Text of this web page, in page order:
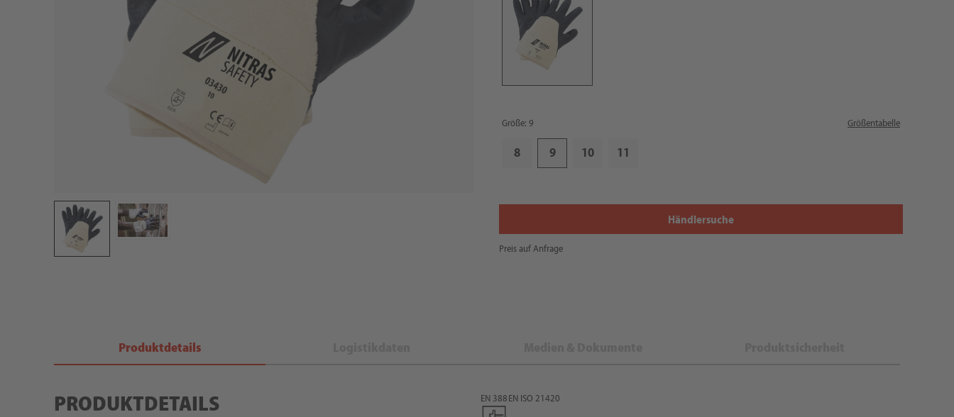
Größe: 9 Größentabelle
8 9 10 11
Händlersuche
Preis auf Anfrage
Produktdetails
PRODUKTDETAILS EN 388EN ISO 21420